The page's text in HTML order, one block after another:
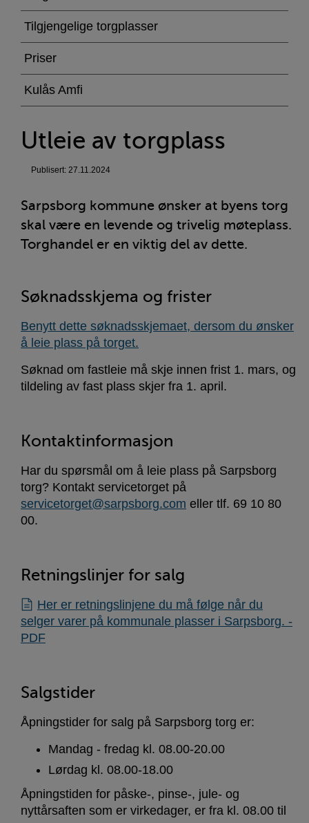
Tilgjengelige torgplasser
Priser
Kulås Amfi
Utleie av torgplass
Publisert: 27.11.2024
Sarpsborg kommune ønsker at byens torg
skal være en levende og trivelig møteplass.
Torghandel er en viktig del av dette.
Søknadsskjema og frister
Benytt dette søknadsskjemaet, dersom du ønsker
å leie plass på torget.
Søknad om fastleie må skje innen frist 1. mars, og
tildeling av fast plass skjer fra 1. april.
Kontaktinformasjon
Har du spørsmål om å leie plass på Sarpsborg
torg? Kontakt servicetorget på
servicetorget@sarpsborg.com eller tlf. 69 10 80
00.
Retningslinjer for salg
Her er retningslinjene du må følge når du
selger varer på kommunale plasser i Sarpsborg. -
PDF
Salgstider
Åpningstider for salg på Sarpsborg torg er:
Mandag - fredag kl. 08.00-20.00
Lørdag kl. 08.00-18.00
Åpningstiden for påske-, pinse-, jule- og
nyttårsaften som er virkedager, er fra kl. 08.00 til